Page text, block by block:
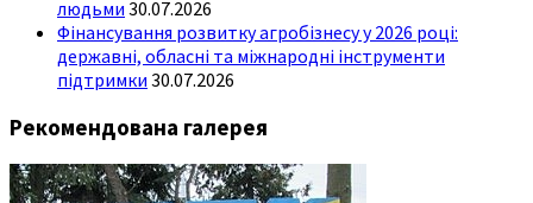
людьми 30.07.2026
Фінансування розвитку агробізнесу у 2026 році:
державні, обласні та міжнародні інструменти
підтримки 30.07.2026
Рекомендована галерея